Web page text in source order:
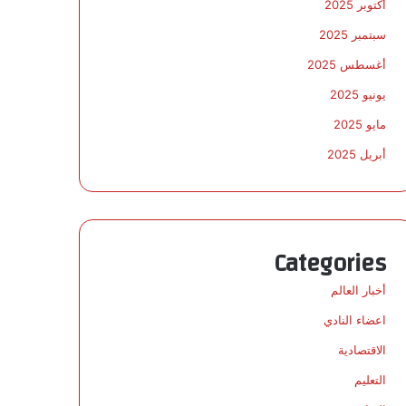
أكتوبر 2025
سبتمبر 2025
أغسطس 2025
يونيو 2025
مايو 2025
أبريل 2025
Categories
أخبار العالم
اعضاء النادي
الاقتصادية
التعليم